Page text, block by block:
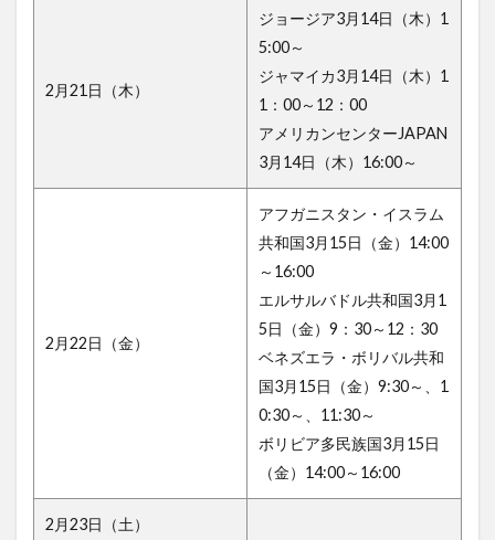
2月21日（木）
ジョージア3月14日（木）1
5:00～
ジャマイカ3月14日（木）1
1：00～12：00
アメリカンセンターJAPAN
3月14日（木）16:00～
2月22日（金）
アフガニスタン・イスラム
共和国3月15日（金）14:00
～16:00
エルサルバドル共和国3月1
5日（金）9：30～12：30
ベネズエラ・ボリバル共和
国3月15日（金）9:30～、1
0:30～、11:30～
ボリビア多民族国3月15日
（金）14:00～16:00
2月23日（土）